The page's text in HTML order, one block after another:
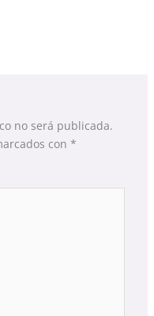
no será publicada.
con *